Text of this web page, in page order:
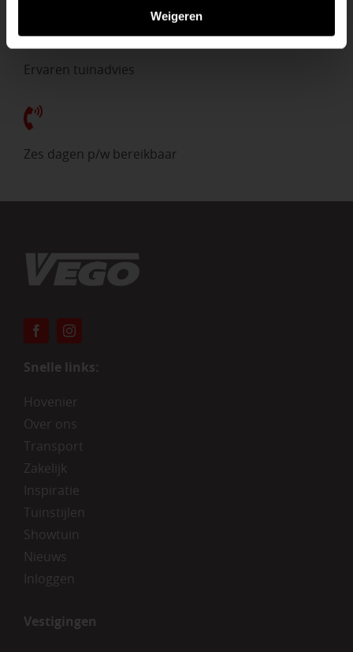
Weigeren
Ervaren tuinadvies
Zes dagen p/w bereikbaar
Snelle links:
Hovenier
Over ons
Transport
Zakelijk
Inspiratie
Tuinstijlen
Showtuin
Nieuws
Inloggen
Vestigingen